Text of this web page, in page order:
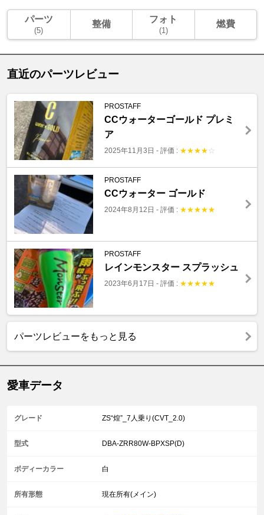
パーツ
(5)
整備 フォト
(1)
燃費
直近のパーツレビュー
PROSTAFF
CCウォーターゴールド プレミ
ア
2025年11月3日 - 評価 : ★★★★ ☆
PROSTAFF
CCウォーター ゴールド
2024年8月12日 - 評価 : ★★★★★
PROSTAFF
レインモンスター スプラッシュ
2023年6月17日 - 評価 : ★★★★★
パーツレビューをもっと見る
愛車データ
グレード ZS“煌”_7人乗り(CVT_2.0)
型式 DBA-ZRR80W-BPXSP(D)
ボディーカラー 白
所有形態 現在所有(メイン)